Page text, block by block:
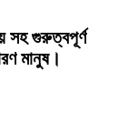
সহ গুরুত্বপূর্ণ
মানুষ।